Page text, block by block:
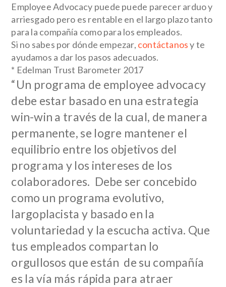
Employee Advocacy puede puede parecer arduo y
arriesgado pero es rentable en el largo plazo tanto
para la compañía como para los empleados.
Si no sabes por dónde empezar, contáctanosy te
ayudamos a dar los pasos adecuados.
* Edelman Trust Barometer 2017
“Un programa de employee advocacy
debe estar basado en una estrategia
win-win a través de la cual, de manera
permanente, se logre mantener el
equilibrio entre los objetivos del
programa y los intereses de los
colaboradores. Debe ser concebido
como un programa evolutivo,
largoplacista y basado en la
voluntariedad y la escucha activa. Que
tus empleados compartan lo
orgullosos que están de su compañía
es la vía más rápida para atraer